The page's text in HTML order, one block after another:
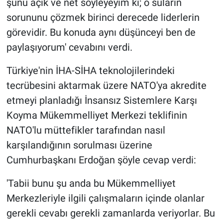
sorununu çözmek birinci derecede liderlerin
görevidir. Bu konuda aynı düşünceyi ben de
paylaşıyorum' cevabını verdi.
Türkiye'nin İHA-SİHA teknolojilerindeki
tecrübesini aktarmak üzere NATO'ya akredite
etmeyi planladığı İnsansız Sistemlere Karşı
Koyma Mükemmelliyet Merkezi teklifinin
NATO'lu müttefikler tarafından nasıl
karşılandığının sorulması üzerine
Cumhurbaşkanı Erdoğan şöyle cevap verdi:
'Tabii bunu şu anda bu Mükemmelliyet
Merkezleriyle ilgili çalışmaların içinde olanlar
gerekli cevabı gerekli zamanlarda veriyorlar. Bu